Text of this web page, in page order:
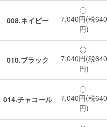
008.ネイビー
7,040円(税640
円)
010.ブラック
7,040円(税640
円)
014.チャコール
7,040円(税640
円)